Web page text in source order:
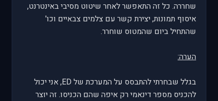
שחררה. כל זה התאפשר לאחר שיטוט מסיבי באינטרנט,
איסוף תמונות, יצירת קשר עם צלמים צבאיים וכו'
שהתחיל ביום שהמטוס שוחרר.
הערה:
בגלל שבחרתי להתבסס על המערכת של ED, אני יכול
להכניס מספר דינאמי רק איפה שהם הכניסו. זה יוצר